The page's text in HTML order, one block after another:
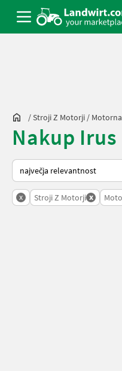
/Stroji Z Motorji /
Nakup
Tako je razvrščeno na
x Stroji Z Motorji x